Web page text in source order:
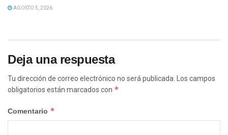
AGOSTO 5, 2026
Deja una respuesta
Tu dirección de correo electrónico no será publicada.
Los campos
obligatorios están marcados con *
Comentario *